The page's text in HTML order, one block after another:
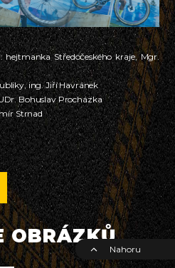
Středočeského kraje, Mgr.
ing. Jiří Havránek
Bohuslav Procházka
Strnad
OBRÁZKŮ
Nahoru